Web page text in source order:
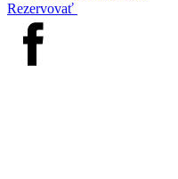
Rezervovať